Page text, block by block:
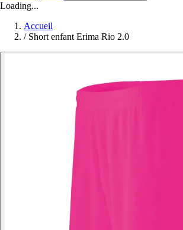
Loading...
Accueil
/ Short enfant Erima Rio 2.0